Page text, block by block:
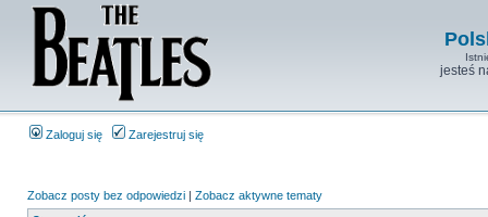
jesteś
Zaloguj się Zarejestruj się
Zobacz posty bez odpowiedzi | Zobacz aktywne tematy